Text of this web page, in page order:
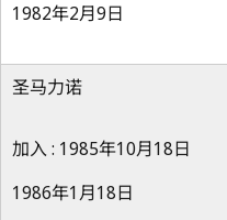
1982年2月9日
圣马力诺
加入 : 1985年10月18日
1986年1月18日